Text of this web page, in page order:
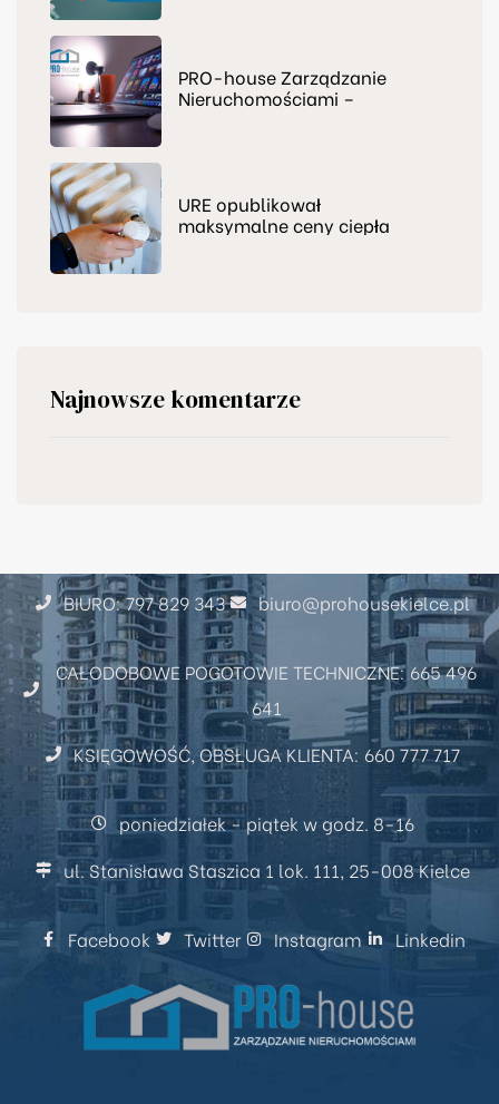
PRO-house Zarządzanie
Nieruchomościami –
URE opublikował
maksymalne ceny ciepła
Najnowsze komentarze
BIURO: 797 829 343 biuro@prohousekielce.pl
CAŁODOBOWE POGOTOWIE TECHNICZNE: 665 496
641
KSIĘGOWOŚĆ, OBSŁUGA KLIENTA: 660 777 717
poniedziałek - piątek w godz. 8-16
ul. Stanisława Staszica 1 lok. 111, 25-008 Kielce
Facebook Twitter Instagram Linkedin